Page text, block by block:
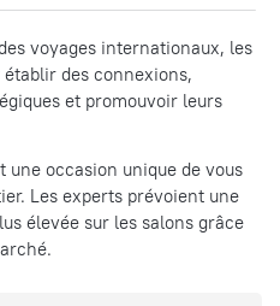
voyages internationaux, les
des connexions,
et promouvoir leurs
une occasion unique de vous
Les experts prévoient une
élevée sur les salons grâce